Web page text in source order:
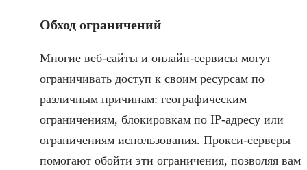
Обход ограничений
Многие веб-сайты и онлайн-сервисы могут
ограничивать доступ к своим ресурсам по
различным причинам: географическим
ограничениям, блокировкам по IP-адресу или
ограничениям использования. Прокси-серверы
помогают обойти эти ограничения, позволяя вам